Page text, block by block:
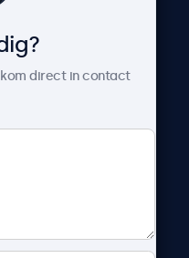
Beetronics
direct in contact